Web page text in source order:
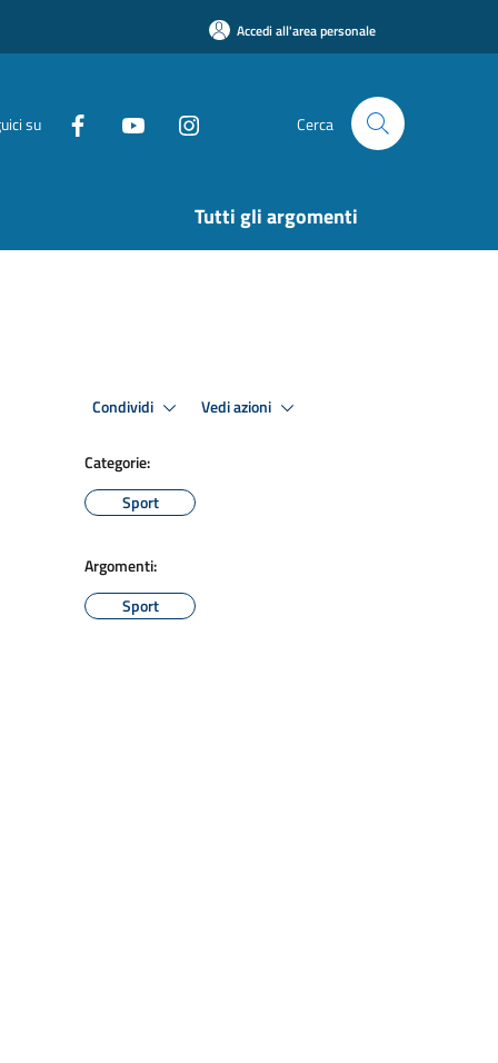
Accedi all'area personale
su Cerca
Tutti gli argomenti
Condividi Vedi azioni
Categorie:
Sport
Argomenti:
Sport